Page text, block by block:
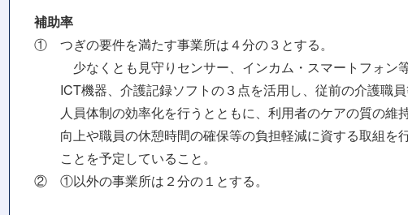
補助率
① つぎの要件を満たす事業所は４分の３とする。
少なくとも見守りセンサー、インカム・スマートフォン
ICT機器、介護記録ソフトの３点を活用し、従前の介護職
人員体制の効率化を行うとともに、利用者のケアの質の維
向上や職員の休憩時間の確保等の負担軽減に資する取組を
ことを予定していること。
② ①以外の事業所は２分の１とする。